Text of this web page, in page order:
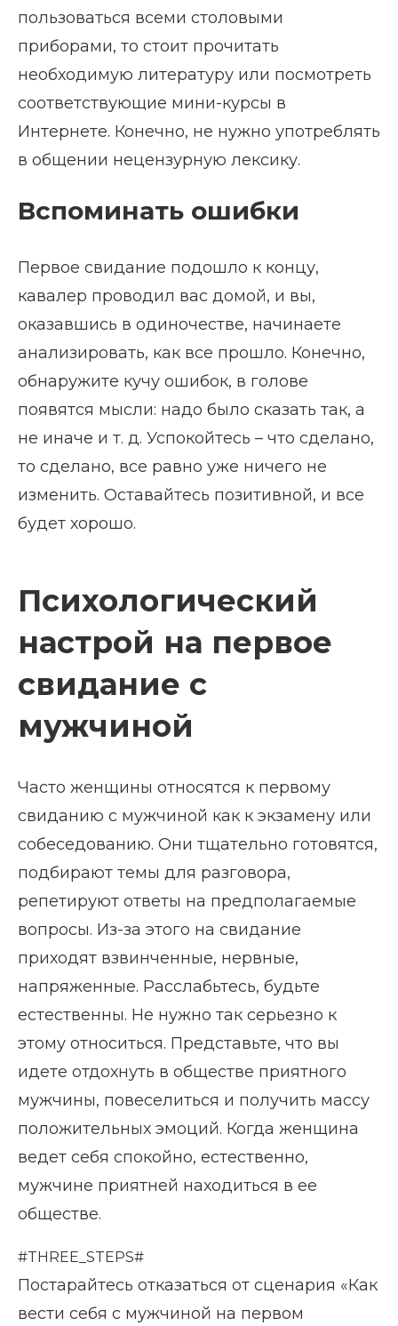
пользоваться всеми столовыми
приборами, то стоит прочитать
необходимую литературу или посмотреть
соответствующие мини-курсы в
Интернете. Конечно, не нужно употреблять
в общении нецензурную лексику.
Вспоминать ошибки
Первое свидание подошло к концу,
кавалер проводил вас домой, и вы,
оказавшись в одиночестве, начинаете
анализировать, как все прошло. Конечно,
обнаружите кучу ошибок, в голове
появятся мысли: надо было сказать так, а
не иначе и т. д. Успокойтесь – что сделано,
то сделано, все равно уже ничего не
изменить. Оставайтесь позитивной, и все
будет хорошо.
Психологический
настрой на первое
свидание с
мужчиной
Часто женщины относятся к первому
свиданию с мужчиной как к экзамену или
собеседованию. Они тщательно готовятся,
подбирают темы для разговора,
репетируют ответы на предполагаемые
вопросы. Из-за этого на свидание
приходят взвинченные, нервные,
напряженные. Расслабьтесь, будьте
естественны. Не нужно так серьезно к
этому относиться. Представьте, что вы
идете отдохнуть в обществе приятного
мужчины, повеселиться и получить массу
положительных эмоций. Когда женщина
ведет себя спокойно, естественно,
мужчине приятней находиться в ее
обществе.
#THREE_STEPS#
Постарайтесь отказаться от сценария «Как
вести себя с мужчиной на первом